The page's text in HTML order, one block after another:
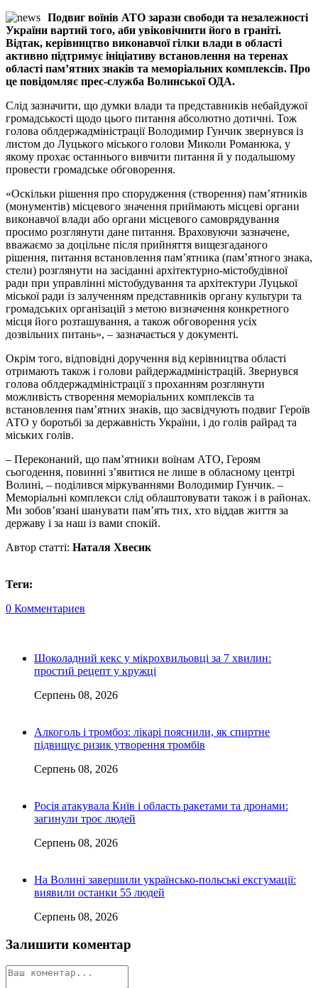
Подвиг воїнів АТО зарази свободи та незалежності
України вартий того, аби увіковічнити його в граніті.
Відтак, керівництво виконавчої гілки влади в області
активно підтримує ініціативу встановлення на теренах
області пам’ятних знаків та меморіальних комплексів. Про
це повідомляє прес-служба Волинської ОДА.
Слід зазначити, що думки влади та представників небайдужої
громадськості щодо цього питання абсолютно дотичні. Тож
голова облдержадміністрації Володимир Гунчик звернувся із
листом до Луцького міського голови Миколи Романюка, у
якому прохає останнього вивчити питання й у подальшому
провести громадське обговорення.
«Оскільки рішення про спорудження (створення) пам’ятників
(монументів) місцевого значення приймають місцеві органи
виконавчої влади або органи місцевого самоврядування
просимо розглянути дане питання. Враховуючи зазначене,
вважаємо за доцільне після прийняття вищезгаданого
рішення, питання встановлення пам’ятника (пам’ятного знака,
стели) розглянути на засіданні архітектурно-містобудівної
ради при управлінні містобудування та архітектури Луцької
міської ради із залученням представників органу культури та
громадських організацій з метою визначення конкретного
місця його розташування, а також обговорення усіх
дозвільних питань», – зазначається у документі.
Окрім того, відповідні доручення від керівництва області
отримають також і голови райдержадміністрацій. Звернувся
голова облдержадміністрації з проханням розглянути
можливість створення меморіальних комплексів та
встановлення пам’ятних знаків, що засвідчують подвиг Героїв
АТО у боротьбі за державність України, і до голів райрад та
міських голів.
– Переконаний, що пам’ятники воїнам АТО, Героям
сьогодення, повинні з’явитися не лише в обласному центрі
Волині, – поділився міркуваннями Володимир Гунчик. –
Меморіальні комплекси слід облаштовувати також і в районах.
Ми зобов’язані шанувати пам’ять тих, хто віддав життя за
державу і за наш із вами спокій.
Автор статті: Наталя Хвесик
Теги:
0 Комментариев
Шоколадний кекс у мікрохвильовці за 7 хвилин:
простий рецепт у кружці
Серпень 08, 2026
Алкоголь і тромбоз: лікарі пояснили, як спиртне
підвищує ризик утворення тромбів
Серпень 08, 2026
Росія атакувала Київ і область ракетами та дронами:
загинули троє людей
Серпень 08, 2026
На Волині завершили українсько-польські ексгумації:
виявили останки 55 людей
Серпень 08, 2026
Залишити коментар